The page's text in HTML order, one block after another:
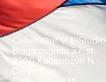
Cubakultur v/ ElStudio
Blågårdsgade 37, st.
2200 København N.
Danmark